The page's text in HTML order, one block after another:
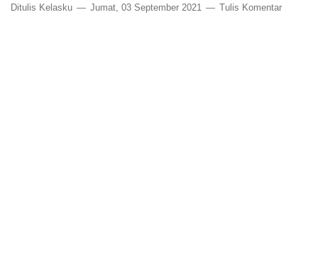
Ditulis Kelasku Jumat, 03 September 2021 Tulis Komentar